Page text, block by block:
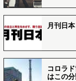
月刊日本
コロラ
はこの